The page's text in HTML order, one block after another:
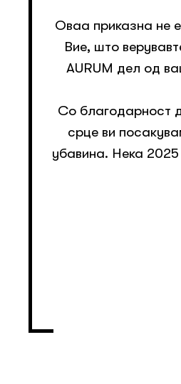
Оваа приказна не
Вие, што
AURUM дел од
Со благодарност
срце ви
убавина. Нека